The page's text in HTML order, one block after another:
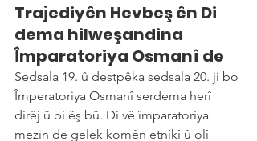
Trajediyên Hevbeş ên Di
dema hilweşandina
Împaratoriya Osmanî de
Sedsala 19. û destpêka sedsala 20. ji bo
Împeratoriya Osmanî serdema herî
dirêj û bi êş bû. Di vê împaratoriya
mezin de gelek komên etnîkî û olî